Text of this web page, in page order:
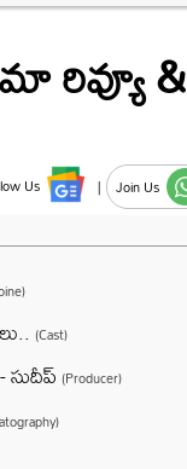
రివ్యూ &
Us | Join Us
(Cast)
సుదీప్(Producer)